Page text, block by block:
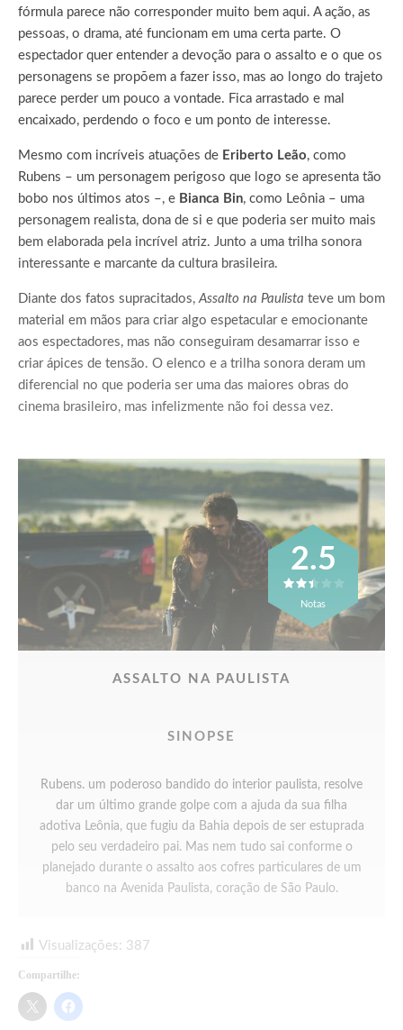
fórmula parece não corresponder muito bem aqui. A ação, as
pessoas, o drama, até funcionam em uma certa parte. O
espectador quer entender a devoção para o assalto e o que os
personagens se propõem a fazer isso, mas ao longo do trajeto
parece perder um pouco a vontade. Fica arrastado e mal
encaixado, perdendo o foco e um ponto de interesse.
Mesmo com incríveis atuações de Eriberto Leão, como
Rubens – um personagem perigoso que logo se apresenta tão
bobo nos últimos atos –, e Bianca Bin, como Leônia – uma
personagem realista, dona de si e que poderia ser muito mais
bem elaborada pela incrível atriz. Junto a uma trilha sonora
interessante e marcante da cultura brasileira.
Diante dos fatos supracitados,Assalto na Paulista teve um bom
material em mãos para criar algo espetacular e emocionante
aos espectadores, mas não conseguiram desamarrar isso e
criar ápices de tensão. O elenco e a trilha sonora deram um
diferencial no que poderia ser uma das maiores obras do
cinema brasileiro, mas infelizmente não foi dessa vez.
ASSALTO NA PAULISTA
SINOPSE
Rubens. um poderoso bandido do interior paulista, resolve
dar um último grande golpe com a ajuda da sua filha
adotiva Leônia, que fugiu da Bahia depois de ser estuprada
pelo seu verdadeiro pai. Mas nem tudo sai conforme o
planejado durante o assalto aos cofres particulares de um
banco na Avenida Paulista, coração de São Paulo.
2.5
Notas
Visualizações: 387
Compartilhe: